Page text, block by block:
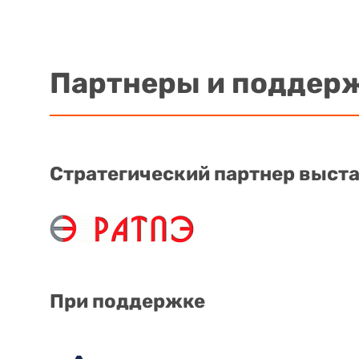
Партнеры и
Стратегический партнер
При поддержке